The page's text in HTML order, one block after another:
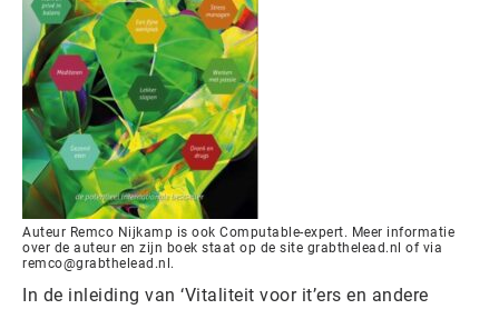
Auteur Remco Nijkamp is ook Computable-expert. Meer informatie
over de auteur en zijn boek staat op de site grabthelead.nl of via
remco@grabthelead.nl.
In de inleiding van ‘Vitaliteit voor it’ers en andere